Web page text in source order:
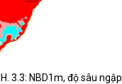
H. 3.3: NBD1m, độ sâu ngập